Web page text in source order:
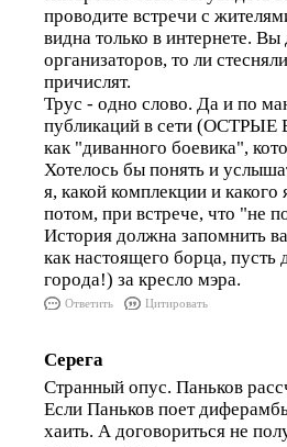
проводите встречи с
видна только в интернете.
организаторов, то ли
причислят.
Трус - одно слово. Да и по
публикаций в сети
как "диванного боевика",
Хотелось бы понять и
я, какой комплекции и
потом, при встрече, что "не
История должна запомнить
как настоящего борца, пусть
города!) за кресло мэра.
Ответить Цитировать
Серега
Странный опус. Паньков
Если Паньков поет
хаить. А договориться не